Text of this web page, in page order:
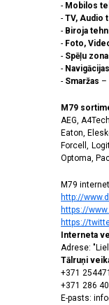
- Mobilos
- TV, Audio
- Biroja
- Foto,
- Spēļu
-
- Smaržas –
M79
AEG,
Eaton,
Forcell,
Optoma,
M79
http://
https://
https://
Interneta
Adrese:
Tālruņi
+371
+371 286
E-pasts: